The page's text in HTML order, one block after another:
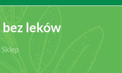
leków
Sklep